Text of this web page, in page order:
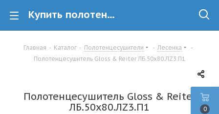
Купить полотенцесушитель лесенка Gloss & Reiter Gloss & Reiter ЛБ.50х80.ЛZ3.П1 в Минске
Главная - Каталог - Полотенцесушители - Лесенка
-
Полотенцесушитель Gloss & Reiter ЛБ.50х80.ЛZ3.П1
Полотенцесушитель Gloss & Reiter
ЛБ.50х80.ЛZ3.П1
0